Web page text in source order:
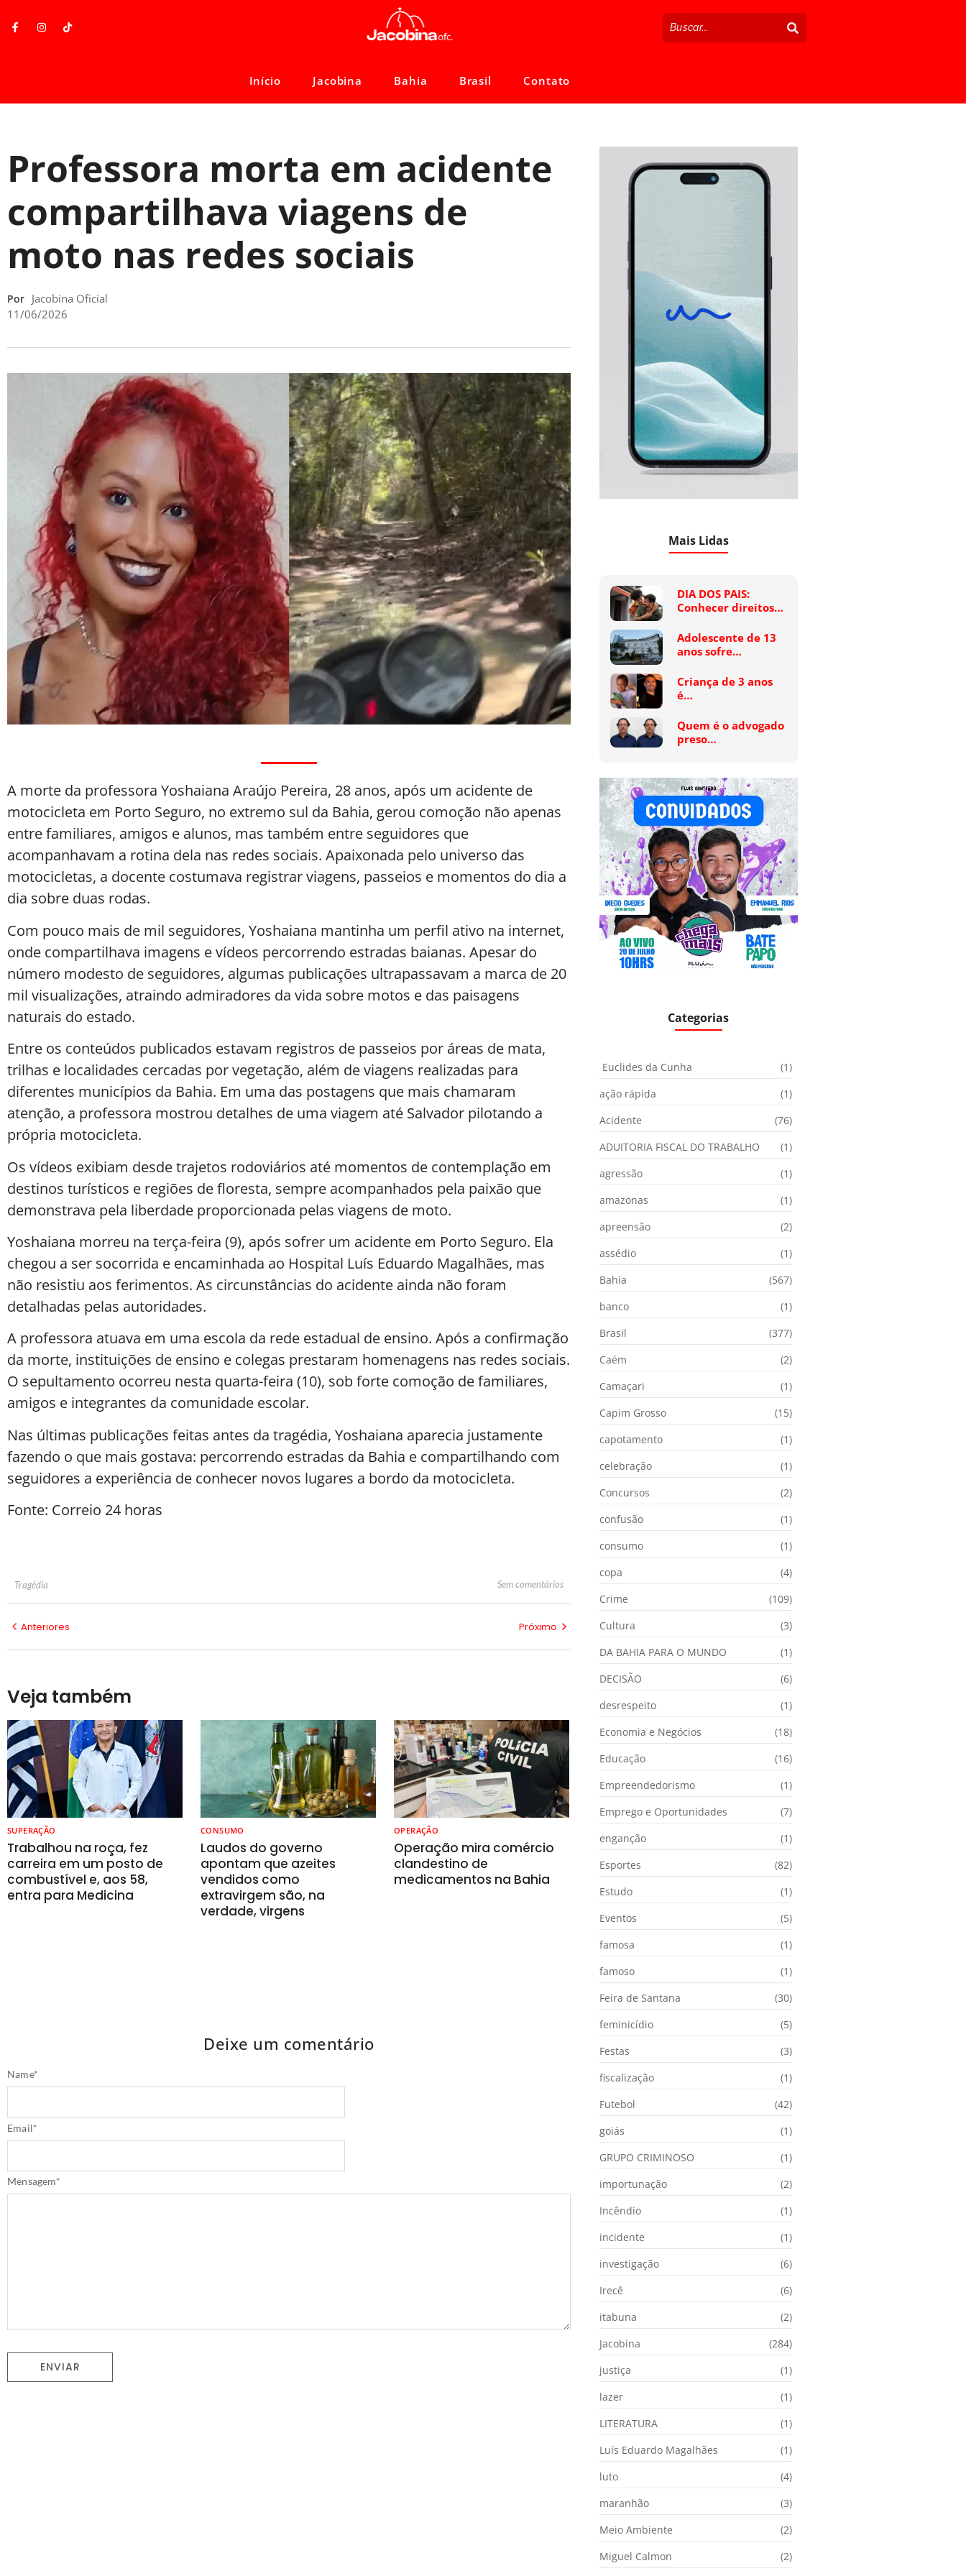
Início Jacobina Bahia Brasil Contato
Professora morta em acidente
compartilhava viagens de
moto nas redes sociais
Por Jacobina Oficial
11/06/2026
A morte da professora Yoshaiana Araújo Pereira, 28 anos, após um acidente de
motocicleta em Porto Seguro, no extremo sul da Bahia, gerou comoção não apenas
entre familiares, amigos e alunos, mas também entre seguidores que
acompanhavam a rotina dela nas redes sociais. Apaixonada pelo universo das
motocicletas, a docente costumava registrar viagens, passeios e momentos do dia a
dia sobre duas rodas.
Com pouco mais de mil seguidores, Yoshaiana mantinha um perfil ativo na internet,
onde compartilhava imagens e vídeos percorrendo estradas baianas. Apesar do
número modesto de seguidores, algumas publicações ultrapassavam a marca de 20
mil visualizações, atraindo admiradores da vida sobre motos e das paisagens
naturais do estado.
Entre os conteúdos publicados estavam registros de passeios por áreas de mata,
trilhas e localidades cercadas por vegetação, além de viagens realizadas para
diferentes municípios da Bahia. Em uma das postagens que mais chamaram
atenção, a professora mostrou detalhes de uma viagem até Salvador pilotando a
própria motocicleta.
Os vídeos exibiam desde trajetos rodoviários até momentos de contemplação em
destinos turísticos e regiões de floresta, sempre acompanhados pela paixão que
demonstrava pela liberdade proporcionada pelas viagens de moto.
Yoshaiana morreu na terça-feira (9), após sofrer um acidente em Porto Seguro. Ela
chegou a ser socorrida e encaminhada ao Hospital Luís Eduardo Magalhães, mas
não resistiu aos ferimentos. As circunstâncias do acidente ainda não foram
detalhadas pelas autoridades.
A professora atuava em uma escola da rede estadual de ensino. Após a confirmação
da morte, instituições de ensino e colegas prestaram homenagens nas redes sociais.
O sepultamento ocorreu nesta quarta-feira (10), sob forte comoção de familiares,
amigos e integrantes da comunidade escolar.
Nas últimas publicações feitas antes da tragédia, Yoshaiana aparecia justamente
fazendo o que mais gostava: percorrendo estradas da Bahia e compartilhando com
seguidores a experiência de conhecer novos lugares a bordo da motocicleta.
Fonte: Correio 24 horas
Tragédia Sem comentários
Anteriores Próximo
Veja também
SUPERAÇÃO
Trabalhou na roça, fez
carreira em um posto de
combustível e, aos 58,
entra para Medicina
CONSUMO
Laudos do governo
apontam que azeites
vendidos como
extravirgem são, na
verdade, virgens
OPERAÇÃO
Operação mira comércio
clandestino de
medicamentos na Bahia
Deixe um comentário
Name*
Email*
Mais Lidas
DIA DOS PAIS:
Conhecer direitos…
Adolescente de 13
anos sofre…
Criança de 3 anos
é…
Quem é o advogado
preso…
Categorias
Euclides da Cunha
(1)
ação rápida
(1)
Acidente
(76)
ADUITORIA FISCAL DO TRABALHO
(1)
agressão
(1)
amazonas
(1)
apreensão
(2)
assédio
(1)
Bahia
(567)
banco
(1)
Brasil
(377)
Caém
(2)
Camaçari
(1)
Capim Grosso
(15)
capotamento
(1)
celebração
(1)
Concursos
(2)
confusão
(1)
consumo
(1)
copa
(4)
Crime
(109)
Cultura
(3)
DA BAHIA PARA O MUNDO
(1)
DECISÃO
(6)
desrespeito
(1)
Economia e Negócios
(18)
Educação
(16)
Empreendedorismo
(1)
Emprego e Oportunidades
(7)
enganção
(1)
Esportes
(82)
Estudo
(1)
Eventos
(5)
famosa
(1)
famoso
(1)
Feira de Santana
(30)
feminicídio
(5)
Festas
(3)
fiscalização
(1)
Futebol
(42)
goiás
(1)
GRUPO CRIMINOSO
(1)
importunação
(2)
Incêndio
(1)
incidente
(1)
investigação
(6)
Irecê
(6)
itabuna
(2)
Jacobina
(284)
justiça
(1)
lazer
(1)
LITERATURA
(1)
Luís Eduardo Magalhães
(1)
luto
(4)
maranhão
(3)
Meio Ambiente
(2)
Miguel Calmon
(2)